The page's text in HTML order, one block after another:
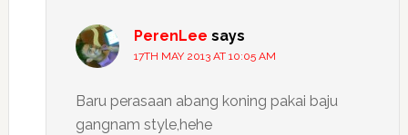
PerenLee says
17TH MAY 2013 AT 10:05 AM
Baru perasaan abang koning pakai baju
gangnam style,hehe